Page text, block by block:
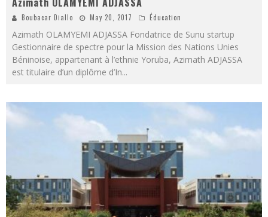
Boubacar Diallo May 20, 2017 Éducation
Azimath OLAMYEMI ADJASSA Fondatrice de Sunu startup
Gestionnaire de spectre pour la Mission des Nations Unies
Béninoise, appartenant à l’ethnie Yoruba, Azimath ADJASSA
est titulaire d’un diplôme d’In...